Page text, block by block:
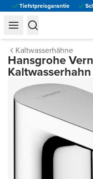
Tiefstpreisgarantie
Kaltwasserhähne
Hansgrohe
Kaltwasserhahn